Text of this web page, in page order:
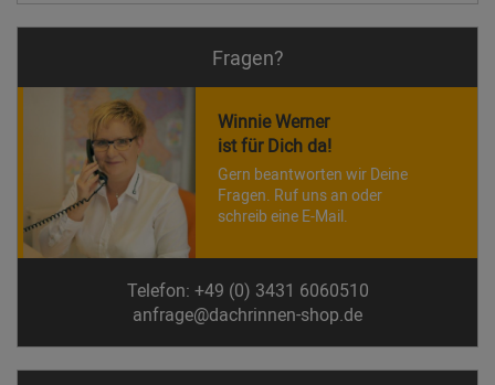
Fragen?
Winnie Werner
ist für Dich da!
Gern beantworten wir Deine
Fragen. Ruf uns an oder
schreib eine E-Mail.
Telefon: +49 (0) 3431 6060510
anfrage@dachrinnen-shop.de